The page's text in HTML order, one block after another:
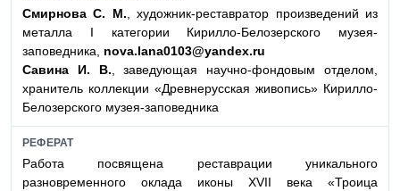
Смирнова С. М. , художник-реставратор произведений из
металла I категории Кирилло-Белозерского музея-
заповедника, nova.lana0103@yandex.ru
Савина И. В. , заведующая научно-фондовым отделом,
хранитель коллекции «Древнерусская живопись» Кирилло-
Белозерского музея-заповедника
РЕФЕРАТ
Работа посвящена реставрации уникального
разновременного оклада иконы XVII века «Троица